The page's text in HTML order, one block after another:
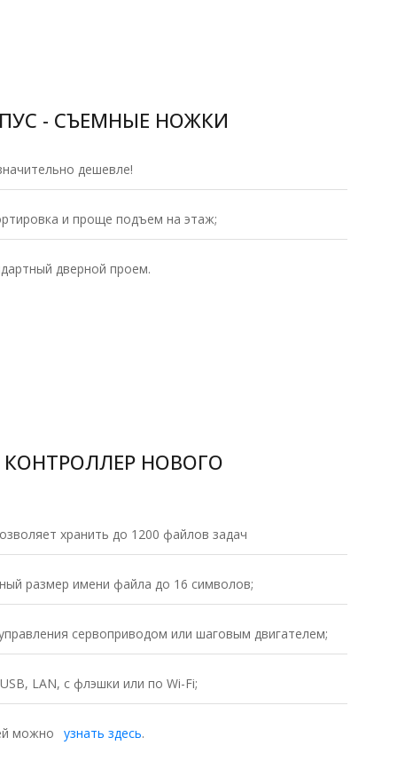
- СЪЕМНЫЕ НОЖКИ
дешевле!
и проще подъем на этаж;
дверной проем.
– КОНТРОЛЛЕР НОВОГО
хранить до 1200 файлов задач
размер имени файла до 16 символов;
сервоприводом или шаговым двигателем;
LAN, с флэшки или по Wi-Fi;
можно узнать здесь.